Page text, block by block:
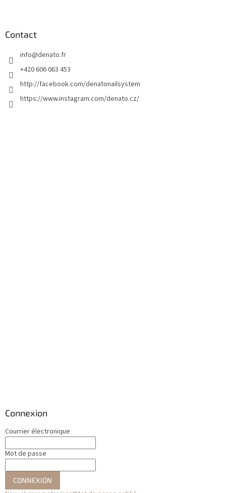
Contact
info@denato.fr
+420 606 063 453
http://facebook.com/denatonailsystem
https://www.instagram.com/denato.cz/
Connexion
Courrier électronique
Mot de passe
CONNEXION